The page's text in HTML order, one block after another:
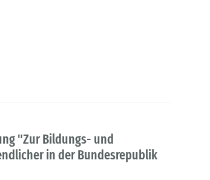
"Zur Bildungs- und
in der Bundesrepublik